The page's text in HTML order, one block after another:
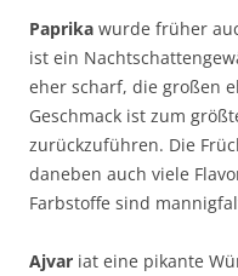
Paprika wurde früher
ist ein
eher scharf, die großen
Geschmack ist zum
zurückzuführen. Die
daneben auch viele
Farbstoffe sind
Ajvar iat eine pikante